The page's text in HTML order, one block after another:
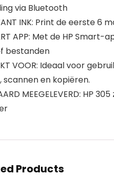
via Bluetooth
INK: Print de eerste
APP: Met de HP
bestanden
VOOR: Ideaal voor
scannen en kopiëren.
MEEGELEVERD:
Products